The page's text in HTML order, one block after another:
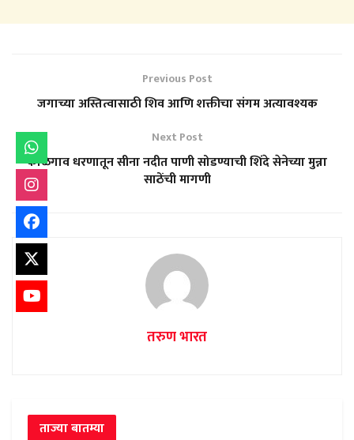
Previous Post
जगाच्या अस्तित्वासाठी शिव आणि शक्तीचा संगम अत्यावश्यक
Next Post
कोळेगाव धरणातून सीना नदीत पाणी सोडण्याची शिंदे सेनेच्या मुन्ना
साठेंची मागणी
तरुण भारत
ताज्या बातम्या